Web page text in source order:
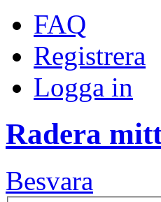
FAQ
Registrera
Logga in
Radera
Besvara